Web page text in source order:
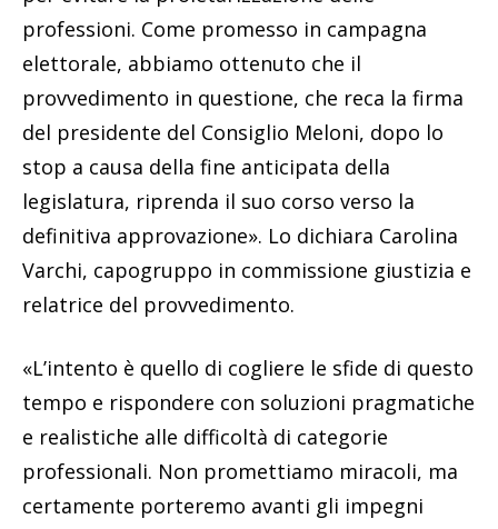
professioni. Come promesso in campagna
elettorale, abbiamo ottenuto che il
provvedimento in questione, che reca la firma
del presidente del Consiglio Meloni, dopo lo
stop a causa della fine anticipata della
legislatura, riprenda il suo corso verso la
definitiva approvazione». Lo dichiara Carolina
Varchi, capogruppo in commissione giustizia e
relatrice del provvedimento.
«L’intento è quello di cogliere le sfide di questo
tempo e rispondere con soluzioni pragmatiche
e realistiche alle difficoltà di categorie
professionali. Non promettiamo miracoli, ma
certamente porteremo avanti gli impegni